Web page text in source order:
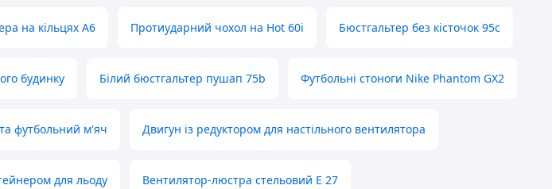
на кільцях А6 Протиударний чохол на Hot 60i Бюстгальтер без кісточок 95с
будинку Білий бюстгальтер пушап 75b Футбольні стоноги Nike Phantom GX2
футбольний м'яч Двигун із редуктором для настільного вентилятора
для льоду Вентилятор-люстра стельовий E 27